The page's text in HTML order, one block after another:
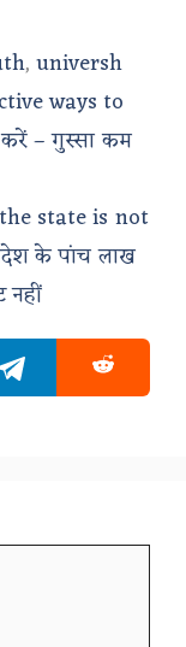
,universh
ways to
– गुस्सा कम
state is not
के पांच लाख
नहीं